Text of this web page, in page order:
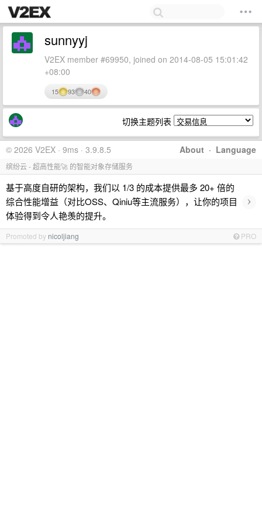
sunnyyj
V2EX member #69950, joined on 2014-08-05 15:01:42
+08:00
15 93 40
切换主题列表
About · Language
© 2026 V2EX · 9ms · 3.9.8.5
缤纷云 - 超高性能🚀 的智能对象存储服务
基于高度自研的架构，我们以 1/3 的成本提供最多 20+ 倍的
综合性能增益（对比OSS、Qiniu等主流服务），让你的项目
体验得到令人艳羡的提升。
›
Promoted by nicoljiang PRO